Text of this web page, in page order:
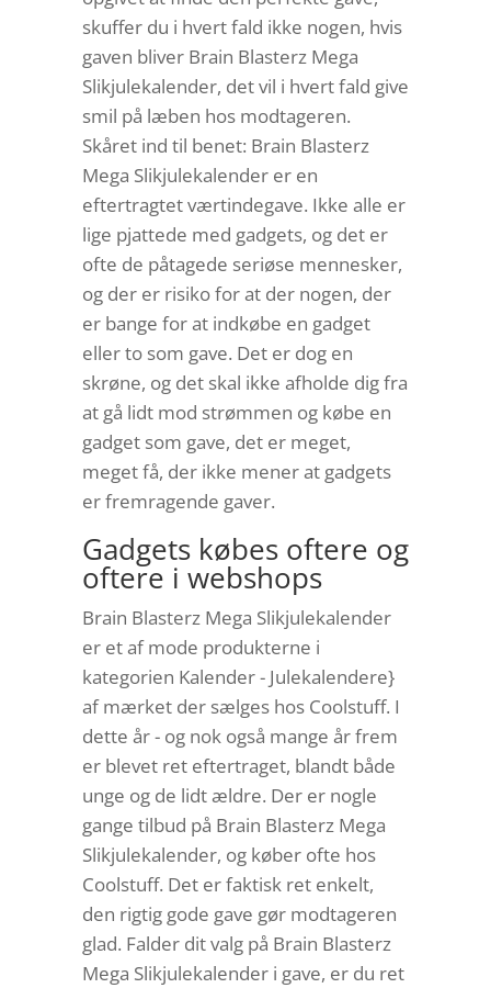
skuffer du i hvert fald ikke nogen, hvis
gaven bliver Brain Blasterz Mega
Slikjulekalender, det vil i hvert fald give
smil på læben hos modtageren.
Skåret ind til benet: Brain Blasterz
Mega Slikjulekalender er en
eftertragtet værtindegave. Ikke alle er
lige pjattede med gadgets, og det er
ofte de påtagede seriøse mennesker,
og der er risiko for at der nogen, der
er bange for at indkøbe en gadget
eller to som gave. Det er dog en
skrøne, og det skal ikke afholde dig fra
at gå lidt mod strømmen og købe en
gadget som gave, det er meget,
meget få, der ikke mener at gadgets
er fremragende gaver.
Gadgets købes oftere og
oftere i webshops
Brain Blasterz Mega Slikjulekalender
er et af mode produkterne i
kategorien Kalender - Julekalendere}
af mærket der sælges hos Coolstuff. I
dette år - og nok også mange år frem
er blevet ret eftertraget, blandt både
unge og de lidt ældre. Der er nogle
gange tilbud på Brain Blasterz Mega
Slikjulekalender, og køber ofte hos
Coolstuff. Det er faktisk ret enkelt,
den rigtig gode gave gør modtageren
glad. Falder dit valg på Brain Blasterz
Mega Slikjulekalender i gave, er du ret